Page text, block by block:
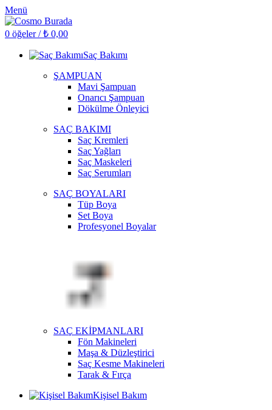
Menü
0 öğeler / ₺ 0,00
Saç Bakımı
ŞAMPUAN
Mavi Şampuan
Onarıcı Şampuan
Dökülme Önleyici
SAÇ BAKIMI
Saç Kremleri
Saç Yağları
Saç Maskeleri
Saç Serumları
SAÇ BOYALARI
Tüp Boya
Set Boya
Profesyonel Boyalar
SAÇ EKİPMANLARI
Fön Makineleri
Maşa & Düzleştirici
Saç Kesme Makineleri
Tarak & Fırça
Kişisel Bakım